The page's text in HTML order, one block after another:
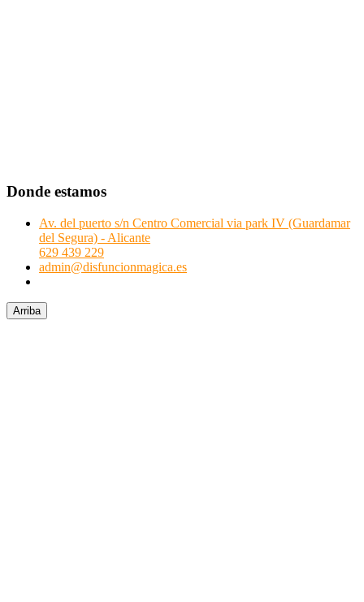
Donde estamos
Av. del puerto s/n Centro Comercial via park IV (Guardamar
del Segura) - Alicante
629 439 229
admin@disfuncionmagica.es
Arriba